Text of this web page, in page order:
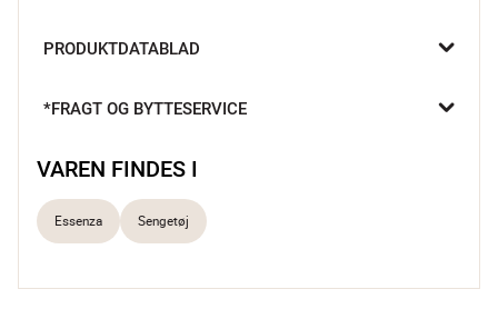
blød og indbydende. Med Hellea sengesættet fra Essenza
bomuldssatin føles kølig mod huden og gør det svært ikke at
Blomsterdesign
OEKO-TEX®
PRODUKTDATABLAD
*FRAGT OG BYTTESERVICE
VAREN FINDES I
Essenza Sengetøj